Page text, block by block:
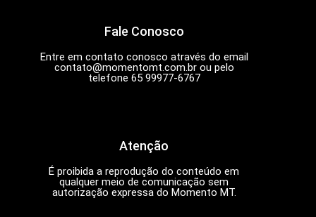
Fale Conosco
Entre em contato conosco através do email
contato@momentomt.com.brou pelo
telefone 65 99977-6767
Atenção
É proibida a reprodução do conteúdo em
qualquer meio de comunicação sem
autorização expressa do Momento MT.